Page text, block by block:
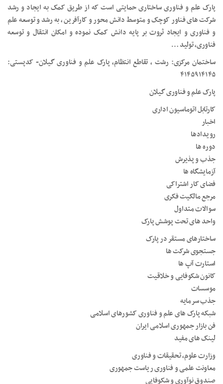
پارک علم و فناوری ساختاری حمایتی است که از طریق کمک به ایجاد و رشد
شرکت های فناور کوچک و متوسط دانش محور و کارآفرین ، به رشد و توسعه علم
و فناوری و ایجاد ثروت بر پایه دانش کمک نموده و امکان انتقال و توسعه
فناوری، تولید …
ساختمان مرکزی: رشت ، تقاطع انتظام، پارک علم و فناوری گیلان- کدپستی:
۴۱۴۵۹۱۴۱۴۵
پارک علم و فناوری گیلان
کارتابل اتوماسیون اداری
اخبار
رویدادها
دوره ها
جذب و پذیرش
آزمایشگاه ها
فضای کار اشتراکی
مرجع مالکیت فکری
سوالات متداول
واحد های تحت پوشش پارک
ساختارهای مستقر در پارک
جستجوی شرکت ها
استارت آپ ها
کانون شکوفایی و خلاقیت
موسسات
جذب سرمایه
شبکه پارک های علم و فناوری کشورهای اسلامی
فن بازار جمهوری اسلامی ایران
لینک های مفید
وزارت علوم، تحقیقات و فناوری
معاونت علمی و فناوری ریاست جمهوری
صندوق نوآوری و شکوفایی